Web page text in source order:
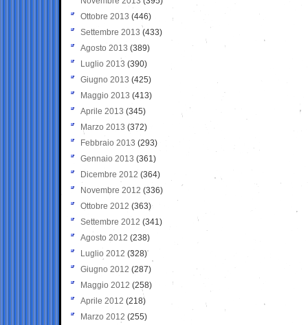
Ottobre 2013 (446)
Settembre 2013 (433)
Agosto 2013 (389)
Luglio 2013 (390)
Giugno 2013 (425)
Maggio 2013 (413)
Aprile 2013 (345)
Marzo 2013 (372)
Febbraio 2013 (293)
Gennaio 2013 (361)
Dicembre 2012 (364)
Novembre 2012 (336)
Ottobre 2012 (363)
Settembre 2012 (341)
Agosto 2012 (238)
Luglio 2012 (328)
Giugno 2012 (287)
Maggio 2012 (258)
Aprile 2012 (218)
Marzo 2012 (255)